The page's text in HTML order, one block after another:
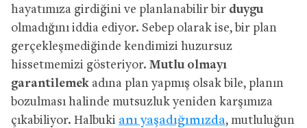
hayatımıza girdiğini ve planlanabilir bir duygu
olmadığını iddia ediyor. Sebep olarak ise, bir plan
gerçekleşmediğinde kendimizi huzursuz
hissetmemizi gösteriyor. Mutlu olmayı
garantilemek adına plan yapmış olsak bile, planın
bozulması halinde mutsuzluk yeniden karşımıza
çıkabiliyor. Halbuki anı yaşadığımızda, mutluluğun